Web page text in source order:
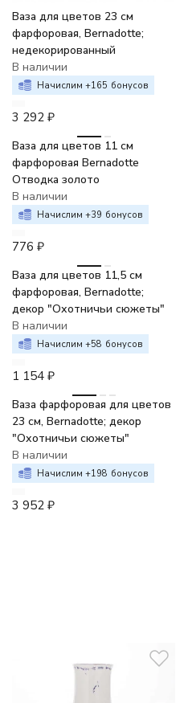
Ваза для цветов 23 см
фарфоровая, Bernadotte;
недекорированный
В наличии
Начислим +165 бонусов
3 292 ₽
Ваза для цветов 11 см
фарфоровая Bernadotte
Отводка золото
В наличии
Начислим +39 бонусов
776 ₽
Ваза для цветов 11,5 см
фарфоровая, Bernadotte;
декор "Охотничьи сюжеты"
В наличии
Начислим +58 бонусов
1 154 ₽
Ваза фарфоровая для цветов
23 см, Bernadotte; декор
"Охотничьи сюжеты"
В наличии
Начислим +198 бонусов
3 952 ₽